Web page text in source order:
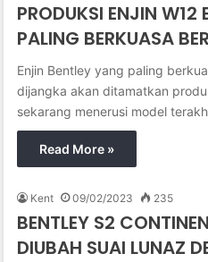
PRODUKSI ENJIN W12
PALING BERKUASA
Enjin Bentley yang paling
dijangka akan ditamatkan
sekarang menerusi model
Read More »
Kent 09/02/2023 235
BENTLEY S2
DIUBAH SUAI LUNAZ